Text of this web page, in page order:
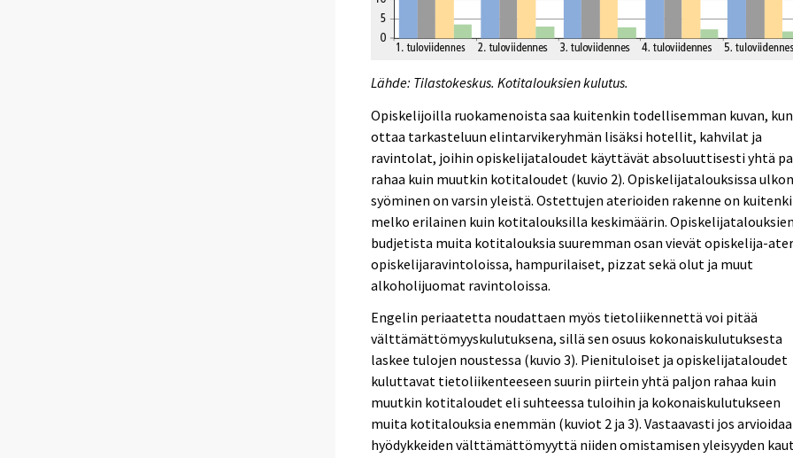
Lähde: Tilastokeskus. Kotitalouksien kulutus.
Opiskelijoilla ruokamenoista saa kuitenkin todellisemman kuvan, kun
ottaa tarkasteluun elintarvikeryhmän lisäksi hotellit, kahvilat ja
ravintolat, joihin opiskelijataloudet käyttävät absoluuttisesti yhtä
rahaa kuin muutkin kotitaloudet (kuvio 2). Opiskelijatalouksissa
syöminen on varsin yleistä. Ostettujen aterioiden rakenne on
melko erilainen kuin kotitalouksilla keskimäärin. Opiskelijatalouksien
budjetista muita kotitalouksia suuremman osan vievät opiskelija-
opiskelijaravintoloissa, hampurilaiset, pizzat sekä olut ja muut
alkoholijuomat ravintoloissa.
Engelin periaatetta noudattaen myös tietoliikennettä voi pitää
välttämättömyyskulutuksena, sillä sen osuus kokonaiskulutuksesta
laskee tulojen noustessa (kuvio 3). Pienituloiset ja opiskelijataloudet
kuluttavat tietoliikenteeseen suurin piirtein yhtä paljon rahaa kuin
muutkin kotitaloudet eli suhteessa tuloihin ja kokonaiskulutukseen
muita kotitalouksia enemmän (kuviot 2 ja 3). Vastaavasti jos
hyödykkeiden välttämättömyyttä niiden omistamisen yleisyyden